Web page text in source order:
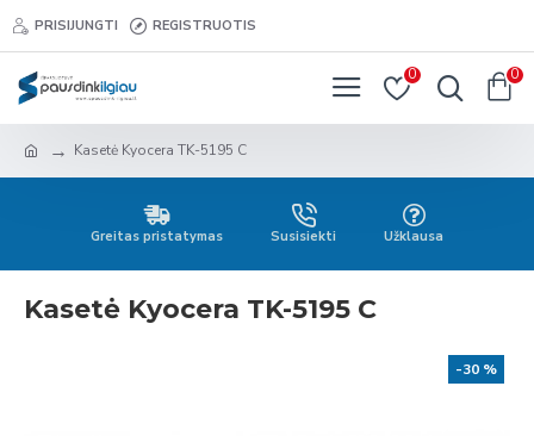
PRISIJUNGTI REGISTRUOTIS
0 0
Kasetė Kyocera TK-5195 C
Greitas pristatymas Susisiekti Užklausa
Kasetė Kyocera TK-5195 C
-30 %